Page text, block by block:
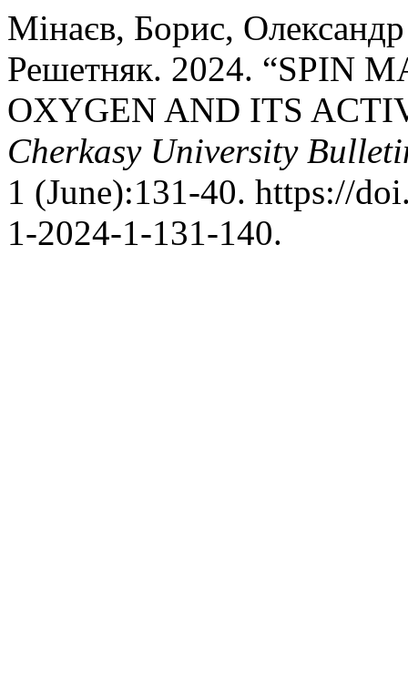
Мінаєв, Борис,
Решетняк. 2024. “SPIN
OXYGEN AND ITS
Cherkasy University
1 (June):131-40. https://
1-2024-1-131-140.